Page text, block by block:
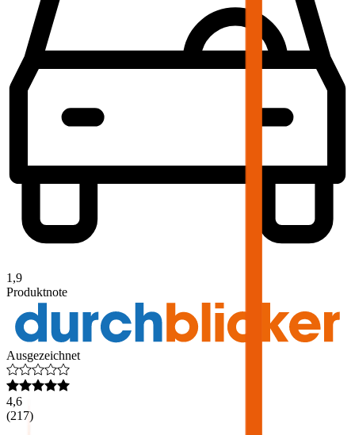
1,9
Produktnote
Ausgezeichnet
4,6
(217)